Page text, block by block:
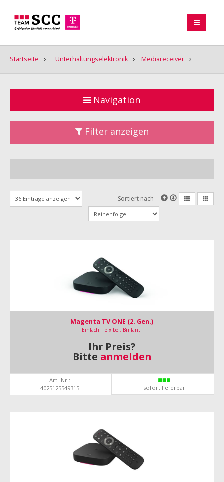
Startseite Unterhaltungselektronik Mediareceiver
Navigation
Filter anzeigen
Sortiert nach
Magenta TV ONE (2. Gen.)
Einfach. Felxibel, Brillant.
Ihr Preis?
Bitte anmelden
Art.-Nr.:
4025125549315
sofort lieferbar